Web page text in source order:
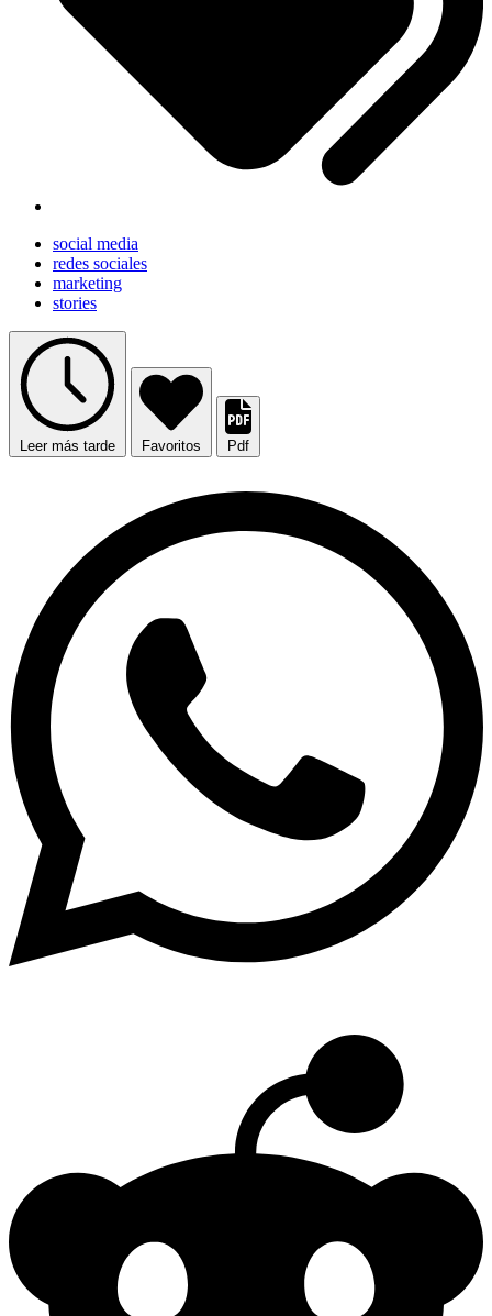
social media
redes sociales
marketing
stories
Leer más tarde Favoritos Pdf